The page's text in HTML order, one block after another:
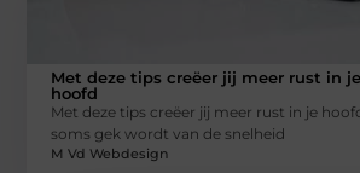
Met deze tips creëer jij meer rust in je
hoofd
Met deze tips creëer jij meer rust in je
soms gek wordt van de snelheid
M Vd Webdesign